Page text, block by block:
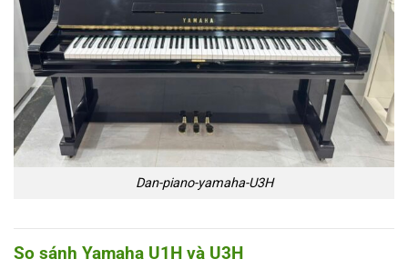
Dan-piano-yamaha-U3H
So sánh Yamaha U1H và U3H